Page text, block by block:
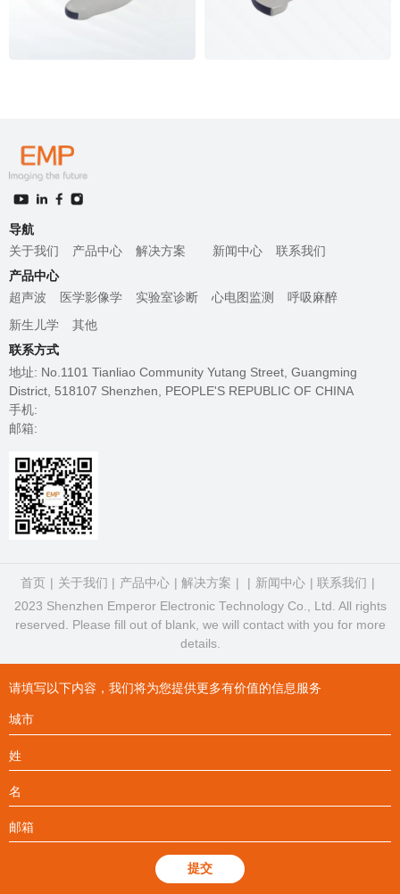
导航
关于我们 产品中心 解决方案 新闻中心 联系我们
产品中心
超声波 医学影像学 实验室诊断 心电图监测 呼吸麻醉
新生儿学 其他
联系方式
地址: No.1101 Tianliao Community Yutang Street, Guangming
District, 518107 Shenzhen, PEOPLE'S REPUBLIC OF CHINA
手机:
邮箱:
首页 关于我们 产品中心 解决方案 新闻中心
联系我们
2023 Shenzhen Emperor Electronic Technology Co., Ltd. All rights
reserved. Please fill out of blank, we will contact with you for more
details.
请填写以下内容，我们将为您提供更多有价值的信息服务